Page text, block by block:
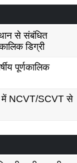
से संबंधित
डिग्री
पूर्णकालिक
में NCVT/SCVT से